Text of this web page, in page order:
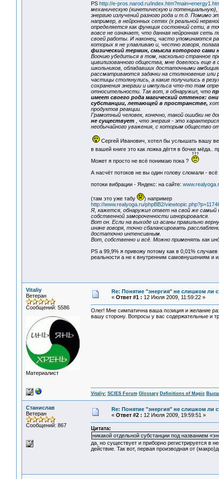
PS http://e-pros.narod.ru/
механическую (кинетическую и
энергию излучений разного рода и т.д. Помимо
например, в нейронных сетях (к реальной
определяется как функция состояний сети, в
вовсе не означает, что данная нейронная сеть
своей работы. И наконец, часто упоминаются
которых я не улавливаю и, честно говоря,
физический термин, смысла которого сами
Воочию убедиться в том, насколько странное
цивилизованного общества, мне довелось еще в
школьников, обладавших достаточными
рассматриваются задачки на столкновение или
частицы столкнулись, а какие получились в
сохранения энергии и импульса что-то там
относительности. Так вот, я обнаружил, что
имеет своего рода магический оттенок:
субстанции, летающей в пространстве,
продуктов реакции.
Грамотный человек, конечно, такой ошибки не
не существует
, что энергия - это
необычайного уважения, с которым общество
Сергей Иванович, хотел бы услышать вашу
в вашей книге это как ложка дёгтя в бочке
Может я просто не всё понимаю пока ?
А насчёт потоков не вы один голову сломали -
потоки вибрации - Яндекс: на сайте:
(там это уже табу
) например
http://www.realyoga.ru/phpBB2/
Я, кажется, обнаружил ответ на свой же самый
собственной замороченности игнорировался.
Вот он. Если на выходе из асаны правильно
иначе говоря, точно сбалансировать
достаточно интенсивным.
Вот, собственно и всё. Можно применять как
PS а 99,9% я привожу потому как в 0,01%
реальности а не к внутренним самовнушениям и
Vitaliy
Ветеран
Сообщений: 5586
Материалист
Re: Понятие "энергия" не слишком ли
« Ответ #1 : 12 Июля 2009, 11:59:22 »
Олег! Мне симпатична ваша позиция и желание
вашу сторону. Вопросы у вас содержательные и
Vitaliy: SCIES Forum Glossary Definitions of Magic
Станислав
Ветеран
Сообщений: 867
Re: Понятие "энергия" не слишком ли
« Ответ #2 : 12 Июля 2009, 19:59:51 »
Цитата:
никакой отдельной субстанции под названием
да, но существует и приборно регистрируется в
действие. Так вот, первая производная от